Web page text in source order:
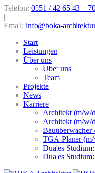
Telefon: 0351 / 42 65 43 – 70
|
Email: info@boka-
Start
Leistungen
Über uns
Über uns
Team
Projekte
News
Karriere
Architekt (m/w/
Architekt (m/w/
Bauüberwacher
TGA-Planer
Duales
Duales